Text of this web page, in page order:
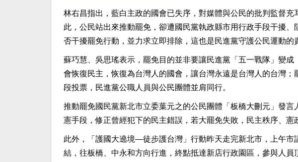
林右昌指出，藍白主政的國會已失序，對媒體與公民的批判監督
此，公民站出來推動罷免，卻遭國民黨執政縣市用行政手段干擾
否干擾罷免行動，並力求立即排除，這也是民進黨守護公民運動的
蘇巧慧、吳思瑤表示，罷免目的並非要讓民進黨「五一戰隊」變
會恢復民主，恢復為台灣人的國會，讓台灣永遠是台灣人的台灣
段投票，民進黨公職人員與公民團體並肩同行。
推動罷免國民黨新北市立委葉元之的公民團體「板橋大刪元」發
憲手段，修正曾經犯下的民主錯誤，若大罷免失敗，民主秩序、憲
此外，「護國大遶境—徒步護台灣」行動昨天走完新北市，上午市
結，往板橋、中永和方向行進，終點抵達新店行政園區，參與人員